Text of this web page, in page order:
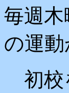
毎週
の運動
初校